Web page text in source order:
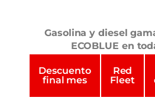
Gasolina y diesel
ECOBLUE en
Descuento
final mes
Red
Fleet